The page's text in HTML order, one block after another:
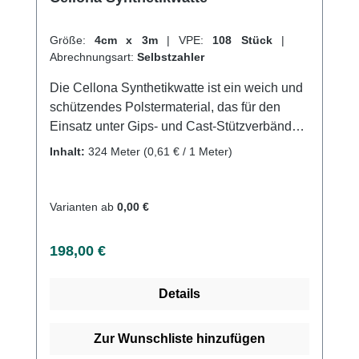
Größe: 4cm x 3m | VPE: 108 Stück |
Abrechnungsart: Selbstzahler
Die Cellona Synthetikwatte ist ein weich und
schützendes Polstermaterial, das für den
Einsatz unter Gips- und Cast-Stützverbänden
sowie bei Schienen- und
lässt sich die Watte einfach und angenehm
hervorragende Luftdurchlässigkeit und einen
die Aushärtung des Steifverbands
Feuchtigkeit auf und können leicht trennbar
Inhalt: 324 Meter (0,61 € / 1 Meter)
Varianten ab 0,00 €
Regulärer Preis:
198,00 €
Details
Zur Wunschliste hinzufügen